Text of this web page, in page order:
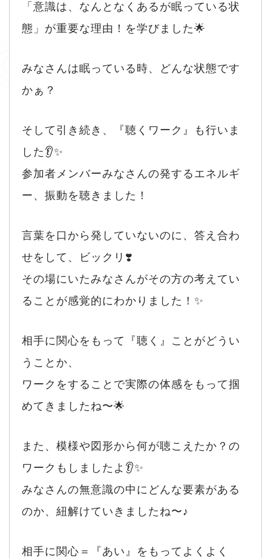
「意識は、なんとなくあるが眠っている状
態」が重要な理由！を学びました🌟
みなさんは眠っている時、どんな状態です
かぁ？
そして引き続き、『聴くワーク』も行いま
した👂✨
参加者メンバーみなさんの発するエネルギ
ー、振動を聴きました！
言葉を口から発していないのに、答え合わ
せをして、ビックリ❣️
その場にいたみなさんがその方の考えてい
ることが感覚的にわかりました！✨
相手に関心をもって『聴く』ことがどうい
うことか、
ワークをすることで実際の体感をもって掴
めてきましたね〜🌟
また、模様や図形から何が聴こえたか？の
ワークもしましたよ👂✨
みなさんの無意識の中にどんな要素がある
のか、紐解けていきましたね〜♪
相手に関心＝『あい』をもってよくよく